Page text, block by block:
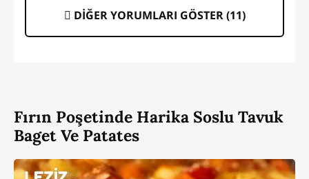
DİĞER YORUMLARI GÖSTER (11)
Fırın Poşetinde Harika Soslu Tavuk
Baget Ve Patates